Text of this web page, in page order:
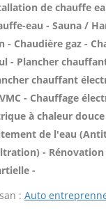
de chauffe
eau - Sauna /
- Chaudière gaz -
- Plancher
chauffant
- Chauffage
à chaleur
de l'eau
-
-
: Auto